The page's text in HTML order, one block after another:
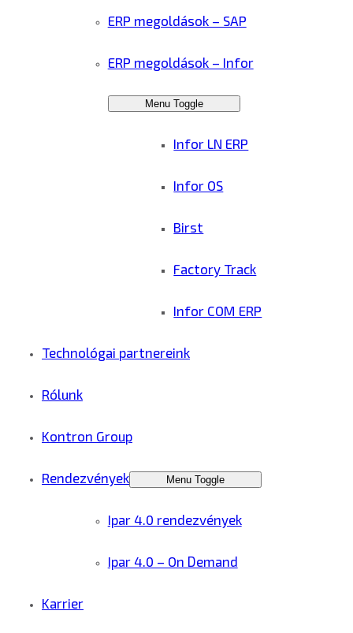
ERP megoldások – SAP
ERP megoldások – Infor
Menu Toggle
Infor LN ERP
Infor OS
Birst
Factory Track
Infor COM ERP
Technológai partnereink
Rólunk
Kontron Group
Rendezvények Menu Toggle
Ipar 4.0 rendezvények
Ipar 4.0 – On Demand
Karrier